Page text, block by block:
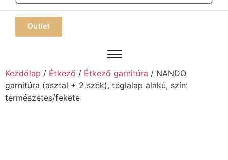
Outlet
Kezdőlap / Étkező / Étkező garnitúra / NANDO
garnitúra (asztal + 2 szék), téglalap alakú, szín:
természetes/fekete